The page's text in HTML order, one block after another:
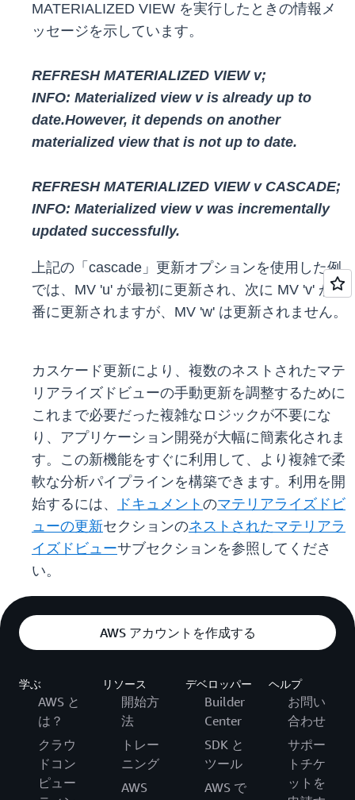
MATERIALIZED VIEW を実行したときの情報メ
ッセージを示しています。
REFRESH MATERIALIZED VIEW v;
INFO: Materialized view v is already up to
date.However, it depends on another
materialized view that is not up to date.
REFRESH MATERIALIZED VIEW v CASCADE;
INFO: Materialized view v was incrementally
updated successfully.
上記の「cascade」更新オプションを使用した例
では、MV 'u' が最初に更新され、次に MV 'v' が順
番に更新されますが、MV 'w' は更新されません。
カスケード更新により、複数のネストされたマテ
リアライズドビューの手動更新を調整するために
これまで必要だった複雑なロジックが不要にな
り、アプリケーション開発が大幅に簡素化されま
す。この新機能をすぐに利用して、より複雑で柔
軟な分析パイプラインを構築できます。利用を開
始するには、
ドキュメント のマテリアライズドビ
ューの更新セクションのネストされたマテリアラ
イズドビューサブセクションを参照してくださ
い。
AWS アカウントを作成する
学ぶ
AWS と
は？
クラウ
ドコン
ピュー
リソース
開始方
法
トレー
ニング
AWS
デベロッパー
Builder
Center
SDK と
ツール
AWS で
ヘルプ
お問い
合わせ
サポー
トチケ
ットを